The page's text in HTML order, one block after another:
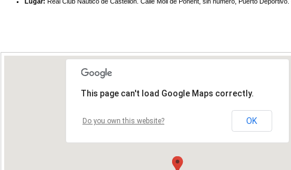
This page can't load Google Maps correctly.
Do you own this website? OK